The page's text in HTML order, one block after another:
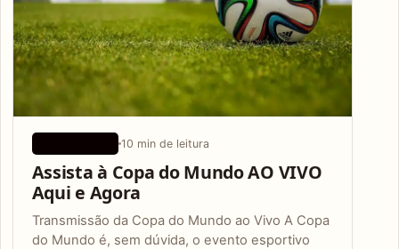
10 min de leitura
Assista à Copa do Mundo AO VIVO
Aqui e Agora
Transmissão da Copa do Mundo ao Vivo A Copa
do Mundo é, sem dúvida, o evento esportivo